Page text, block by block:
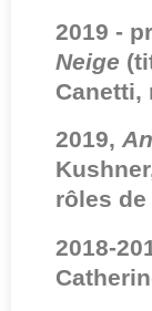
2019 -
Neige
Canetti,
2019,
rôles
2018-